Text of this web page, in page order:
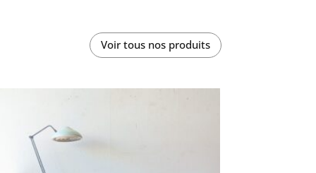
Voir tous nos produits